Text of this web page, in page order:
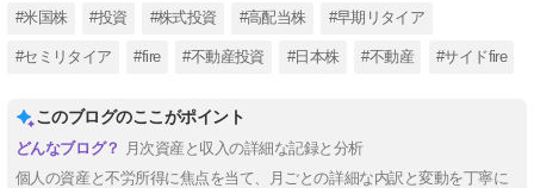
#米国株 #投資 #株式投資 #高配当株 #早期リタイア
#セミリタイア #fire #不動産投資 #日本株 #不動産 #サイドfire
このブログのここがポイント
月次資産と収入の詳細な記録と分析
個人の資産と不労所得に焦点を当て、月ごとの詳細な内訳と変動を丁寧に